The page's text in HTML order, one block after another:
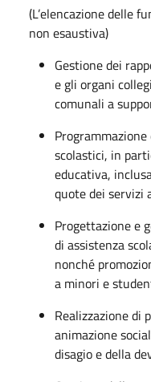
(L’elencazione delle
non esaustiva)
Gestione dei
e gli organi
comunali a
scolastici, in
educativa,
quote dei servizi
Progettazione e
di assistenza
nonché
a minori e
Realizzazione di
animazione
disagio e della